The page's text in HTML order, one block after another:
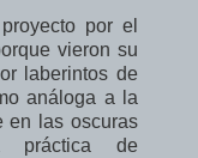
por el
vieron su
laberintos de
análoga a la
en las oscuras
práctica de